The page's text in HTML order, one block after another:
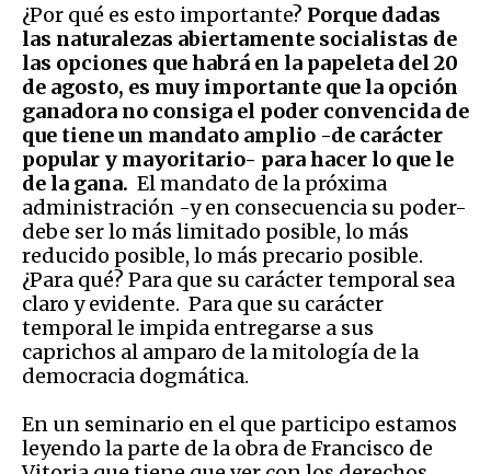
¿Por qué es esto importante? Porque dadas
las naturalezas abiertamente socialistas de
las opciones que habrá en la papeleta del 20
de agosto, es muy importante que la opción
ganadora no consiga el poder convencida de
que tiene un mandato amplio -de carácter
popular y mayoritario- para hacer lo que le
de la gana. El mandato de la próxima
administración -y en consecuencia su poder-
debe ser lo más limitado posible, lo más
reducido posible, lo más precario posible.
¿Para qué? Para que su carácter temporal sea
claro y evidente. Para que su carácter
temporal le impida entregarse a sus
caprichos al amparo de la mitología de la
democracia dogmática.
En un seminario en el que participo estamos
leyendo la parte de la obra de Francisco de